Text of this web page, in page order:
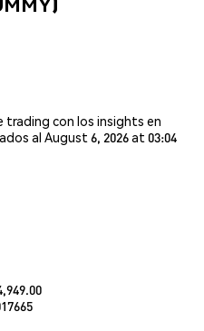
trading con los insights en
al August 6, 2026 at 03:04